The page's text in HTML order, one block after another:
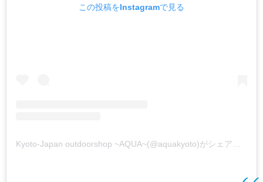
この投稿をInstagramで見る